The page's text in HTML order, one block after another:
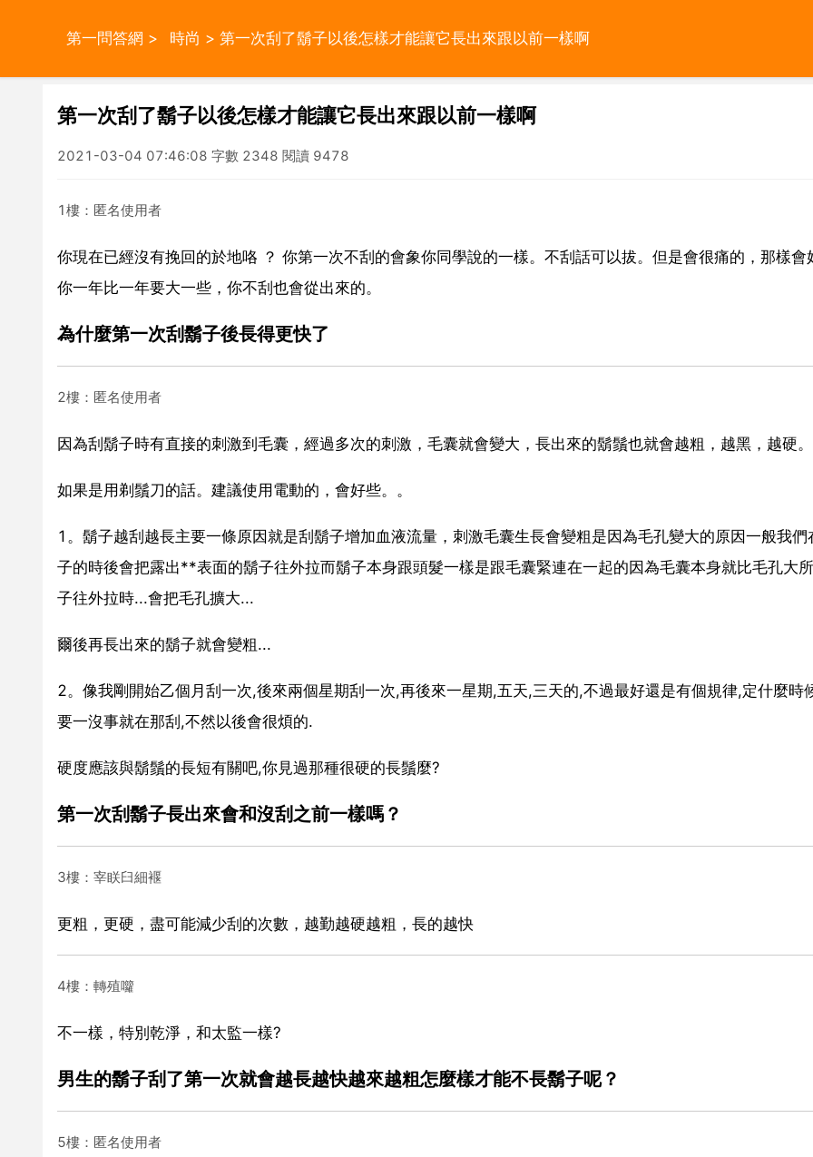
第一問答網 > 時尚 > 第一次刮了鬍子以後怎樣才能讓它長出來跟以前一樣啊
第一次刮了鬍子以後怎樣才能讓它長出來跟以前一樣啊
2021-03-04 07:46:08 字數 2348 閱讀 9478
1樓：匿名使用者
你現在已經沒有挽回的於地咯 ？ 你第一次不刮的會象你同學說的一樣。不刮話可以拔。但是會很痛的，那樣會
你一年比一年要大一些，你不刮也會從出來的。
為什麼第一次刮鬍子後長得更快了
2樓：匿名使用者
因為刮鬍子時有直接的刺激到毛囊，經過多次的刺激，毛囊就會變大，長出來的鬍鬚也就會越粗，越黑，越硬。
如果是用剃鬚刀的話。建議使用電動的，會好些。。
1。鬍子越刮越長主要一條原因就是刮鬍子增加血液流量，刺激毛囊生長會變粗是因為毛孔變大的原因一般我們
子的時後會把露出**表面的鬍子往外拉而鬍子本身跟頭髮一樣是跟毛囊緊連在一起的因為毛囊本身就比毛孔大
子往外拉時...會把毛孔擴大...
爾後再長出來的鬍子就會變粗...
2。像我剛開始乙個月刮一次,後來兩個星期刮一次,再後來一星期,五天,三天的,不過最好還是有個規律,定什麼時
要一沒事就在那刮,不然以後會很煩的.
硬度應該與鬍鬚的長短有關吧,你見過那種很硬的長鬚麼?
第一次刮鬍子長出來會和沒刮之前一樣嗎？
3樓：宰眹臼細褗
更粗，更硬，盡可能減少刮的次數，越勤越硬越粗，長的越快
4樓：轉殖囖
不一樣，特別乾淨，和太監一樣?
男生的鬍子刮了第一次就會越長越快越來越粗怎麼樣才能不長鬍子呢？
5樓：匿名使用者